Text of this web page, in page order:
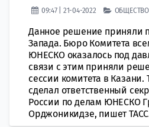
09:47 | 21-04-2022 ОБЩЕСТВО
Данное решение приняли
Запада. Бюро Комитета
ЮНЕСКО оказалось под
связи с этим приняли
сессии комитета в Казани.
сделал ответственный
России по делам ЮНЕСКО
Орджоникидзе, пишет